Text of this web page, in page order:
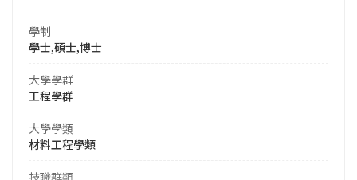
學制
學士,碩士,博士
大學學群
工程學群
大學學類
材料工程學類
技職群類